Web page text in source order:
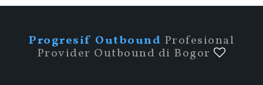
Progresif Outbound Profesional
Provider Outbound di Bogor